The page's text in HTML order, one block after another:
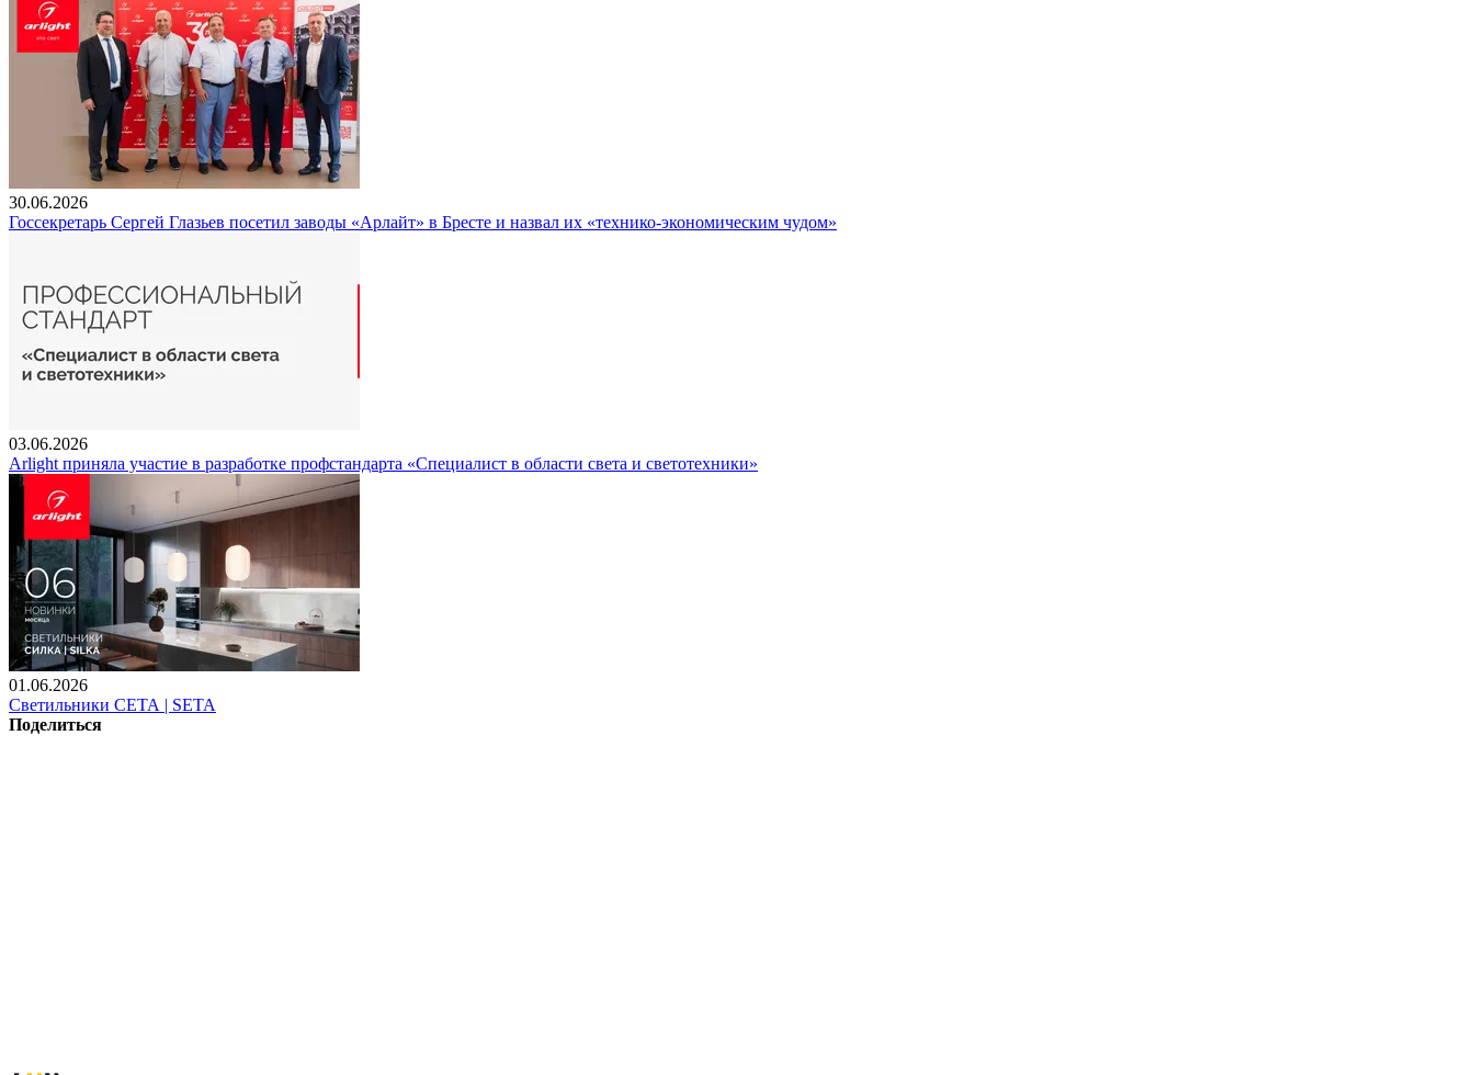
30.06.2026
Госсекретарь Сергей Глазьев посетил заводы «Арлайт» в Бресте и назвал их «технико-экономическим чудом»
03.06.2026
Arlight приняла участие в разработке профстандарта «Специалист в области света и светотехники»
01.06.2026
Светильники СЕТА | SETA
Поделиться